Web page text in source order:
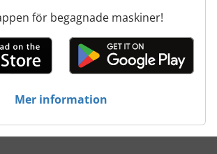
för begagnade maskiner!
Mer information